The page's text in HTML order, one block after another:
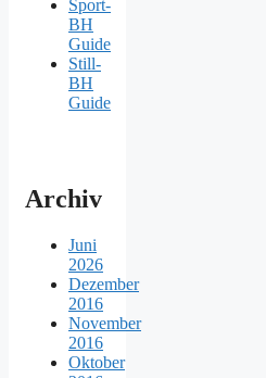
Sport-
BH
Guide
Still-
BH
Guide
Archiv
Juni
2026
Dezember
2016
November
2016
Oktober